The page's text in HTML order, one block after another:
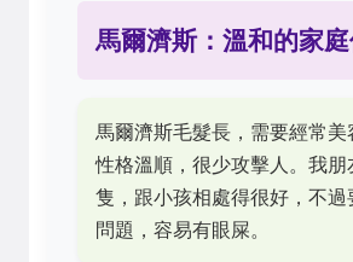
馬爾濟斯：溫和的家
馬爾濟斯毛髮長，需要經常美
性格溫順，很少攻擊人。我朋
隻，跟小孩相處得很好，不過
問題，容易有眼屎。